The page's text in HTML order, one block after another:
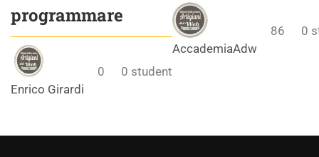
programmare
Enrico Girardi
0 0 student
AccademiaAdw
86 0